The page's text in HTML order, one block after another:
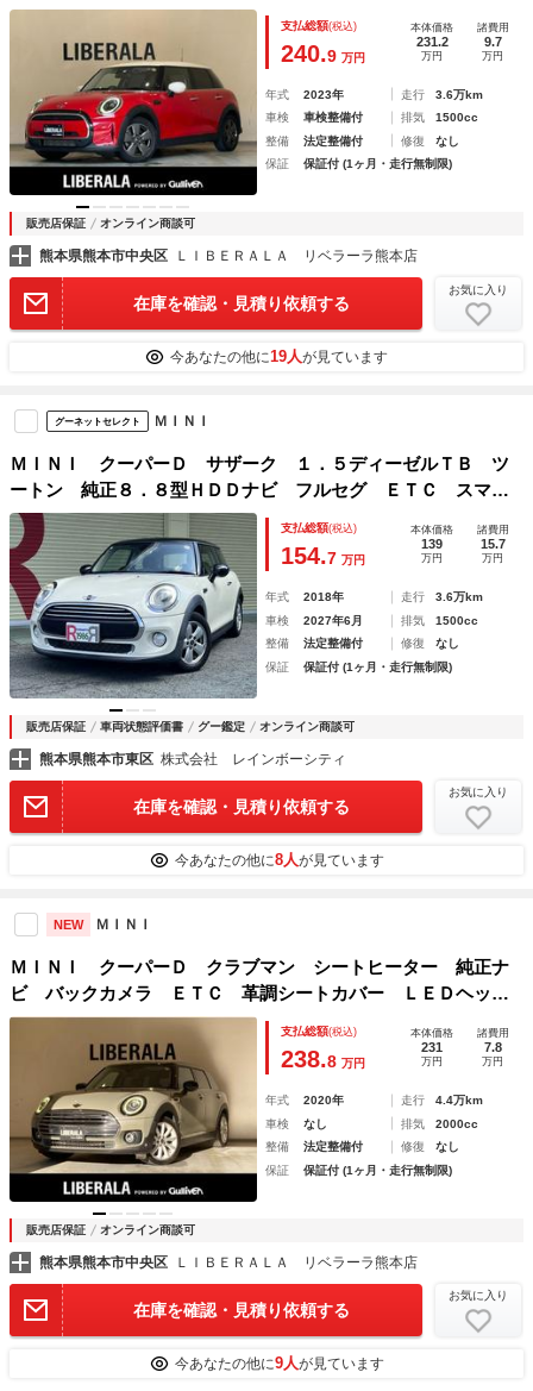
ＴＣ ＬＥＤヘッドランプ ＵＫテールランプ 衝突被害軽減
システム ＡＢＳ 革調シートカバー シートヒーター
支払総額(税込)
240.9 万円
本体価格
231.2
万円
諸費用
9.7
万円
年式 2023年 走行
3.6万km
車検
車検整備付 排気
1500cc
整備
法定整備付 修復
なし
保証
保証付 (1ヶ月・走行無制限)
販売店保証 オンライン商談可
熊本県熊本市中央区 ＬＩＢＥＲＡＬＡ リベラーラ熊本店
在庫を確認・見積り依頼する
お気に入り
今あなたの他に19人が見ています
グーネットセレクト ＭＩＮＩ
ＭＩＮＩ クーパーＤ サザーク １．５ディーゼルＴＢ ツ
ートン 純正８．８型ＨＤＤナビ フルセグ ＥＴＣ スマー
トキーＥＧプッシュ アイスト 黒レザースポーツシート シ
ートヒーター ＬＥＤライト ＬＥＤフォグ 純正１５ＡＷ
ドラレコ
支払総額(税込)
154.7 万円
本体価格
139
万円
諸費用
15.7
万円
年式 2018年 走行
3.6万km
車検
2027年6月 排気
1500cc
整備
法定整備付 修復
なし
保証
保証付 (1ヶ月・走行無制限)
販売店保証 車両状態評価書 グー鑑定 オンライン商談可
熊本県熊本市東区 株式会社 レインボーシティ
在庫を確認・見積り依頼する
お気に入り
今あなたの他に8人が見ています
NEW ＭＩＮＩ
ＭＩＮＩ クーパーＤ クラブマン シートヒーター 純正ナ
ビ バックカメラ ＥＴＣ 革調シートカバー ＬＥＤヘッド
ランプ ＬＥＤフォグランプ 純正フロアマット ＵＫテール
ランプ パーキングアシスト プッシュスタートボタン スマ
支払総額(税込)
238.8 万円
本体価格
231
万円
諸費用
7.8
万円
年式 2020年 走行
4.4万km
車検
なし 排気
2000cc
整備
法定整備付 修復
なし
保証
保証付 (1ヶ月・走行無制限)
販売店保証 オンライン商談可
熊本県熊本市中央区 ＬＩＢＥＲＡＬＡ リベラーラ熊本店
在庫を確認・見積り依頼する
お気に入り
今あなたの他に9人が見ています